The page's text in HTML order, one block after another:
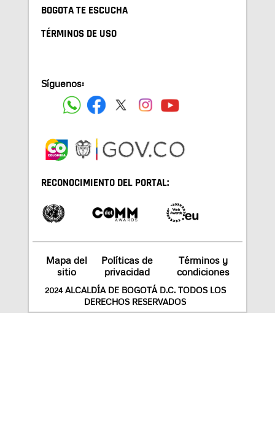
BOGOTA TE ESCUCHA
TÉRMINOS DE USO
Síguenos:
RECONOCIMIENTO DEL PORTAL:
Mapa del
sitio
Políticas de
privacidad
Términos y
condiciones
2024 ALCALDÍA DE BOGOTÁ D.C. TODOS LOS
DERECHOS RESERVADOS